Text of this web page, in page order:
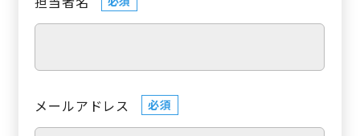
メールアドレス 必須